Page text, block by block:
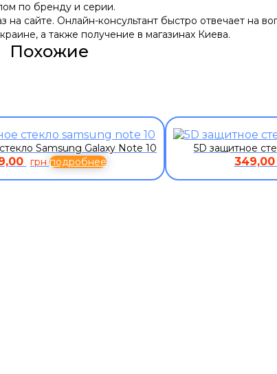
по бренду и серии.
на сайте. Онлайн-консультант быстро отвечает на
а также получение в магазинах Киева.
Похожие
Samsung Galaxy Note 10
грн подробнее
5D защитное
349,00